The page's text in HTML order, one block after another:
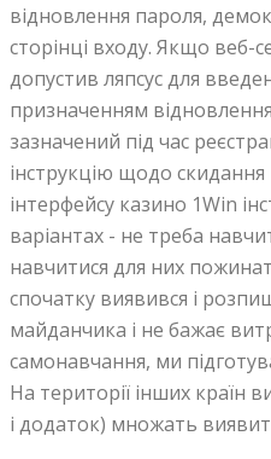
відновлення пароля,
сторінці входу. Якщо веб-
допустив ляпсус для
призначенням
зазначений під час
інструкцію щодо
інтерфейсу казино 1Win
варіантах - не треба
навчитися для них
спочатку виявився і
майданчика і не бажає
самонавчання, ми
На території інших країн
і додаток) множать